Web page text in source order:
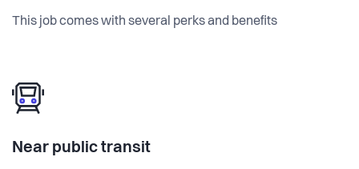
This job comes with several perks and benefits
Near public transit